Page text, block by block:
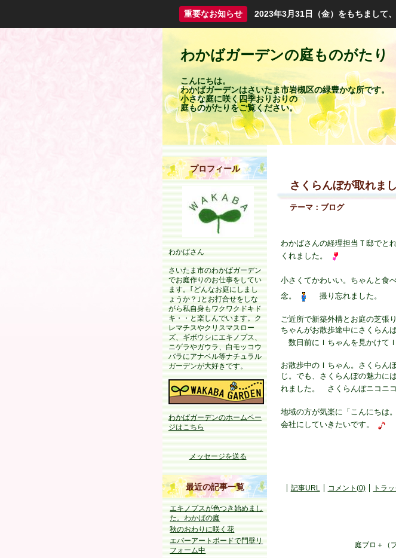
重要なお知らせ 2023年3月31日（金）をもちまして
わかばガーデンの庭ものがたり
こんにちは。
わかばガーデンはさいたま市岩槻区の緑豊かな所です。
小さな庭に咲く四季おりおりの
庭ものがたりをご覧ください。
さくらんぼが取れまし
テーマ： ブログ
わかばさんの経理担当Ｔ邸でと
くれました。
小さくてかわいい。ちゃんと食
念。
撮り忘れました。
ご近所で新築外構とお庭の芝張
ちゃんがお散歩途中にさくらん
数日前にＩちゃんを見かけて
お散歩中のＩちゃん。さくらん
じ。でも、さくらんぼの魅力に
れました。 さくらんぼニコニ
地域の方が気楽に「こんにちは
会社にしていきたいです。
記事URL コメント(0) トラ
庭ブロ＋（
プロフィール
わかばさん
さいたま市のわかばガーデン
でお庭作りのお仕事をしてい
ます。｢どんなお庭にしまし
ょうか？｣とお打合せをしな
がら私自身もワクワクドキド
キ・・と楽しんでいます。ク
レマチスやクリスマスロー
ズ、ギボウシにエキノプス、
ニゲラやガウラ、白モッコウ
バラにアナベル等ナチュラル
ガーデンが大好きです。
わかばガーデンのホームペー
ジはこちら
メッセージを送る
最近の記事一覧
エキノプスが色つき始めまし
た。わかばの庭
秋のおわりに咲く花
エバーアートボードで門壁リ
フォーム中